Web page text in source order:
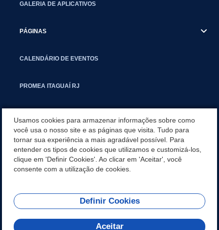
GALERIA DE APLICATIVOS
PÁGINAS
CALENDÁRIO DE EVENTOS
PROMEA ITAGUAÍ RJ
SITEMAP
CARTA DE SERVIÇOS
REDES SOCIAIS
Usamos cookies para armazenar informações sobre como
você usa o nosso site e as páginas que visita. Tudo para
tornar sua experiência a mais agradável possível. Para
entender os tipos de cookies que utilizamos e customizá-los,
clique em 'Definir Cookies'. Ao clicar em 'Aceitar', você
consente com a utilização de cookies.
Definir Cookies
Aceitar